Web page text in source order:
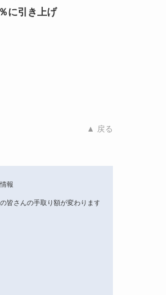
に引き上げ
▲ 戻る
報
皆さんの手取り額が変わります